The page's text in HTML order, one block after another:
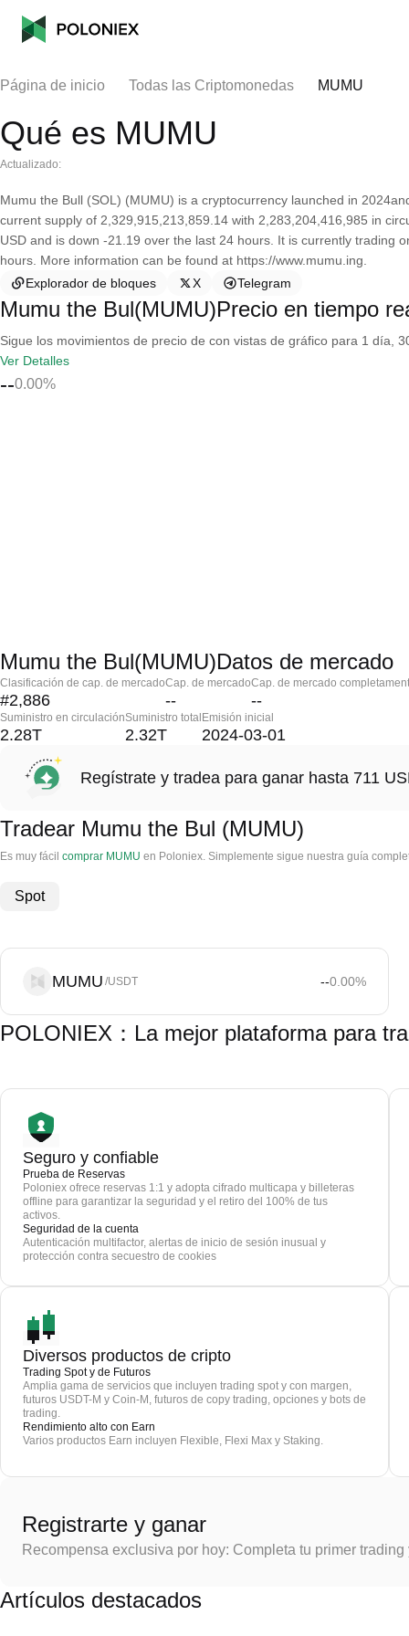
Página de inicio Todas las Criptomonedas MUMU
Qué es MUMU
Actualizado:
Mumu the Bull (SOL) (MUMU) is a cryptocurrency launched in
current supply of 2,329,915,213,859.14 with 2,283,204,416,985 in
USD and is down -21.19 over the last 24 hours. It is currently trading
hours. More information can be found at https://www.mumu.ing.
Explorador de bloques
X Telegram
Mumu the Bul(MUMU)Precio en tiempo
Sigue los movimientos de precio de con vistas de gráfico para 1 día,
Ver Detalles
--0.00%
Mumu the Bul(MUMU)Datos de mercado
Clasificación de cap. de mercado
#2,886
Cap. de mercado
--
Cap. de mercado
--
Suministro en circulación
2.28T
Suministro total
2.32T
Emisión inicial
2024-03-01
Regístrate y tradea para ganar hasta 711
Tradear Mumu the Bul (MUMU)
Es muy fácil comprar MUMU en Poloniex. Simplemente sigue nuestra guía
Spot
MUMU /USDT --0.00%
POLONIEX：La mejor plataforma para
Seguro y confiable
Prueba de Reservas
Poloniex ofrece reservas 1:1 y adopta cifrado multicapa y billeteras
offline para garantizar la seguridad y el retiro del 100% de tus
activos.
Seguridad de la cuenta
Autenticación multifactor, alertas de inicio de sesión inusual y
protección contra secuestro de cookies
Diversos productos de cripto
Trading Spot y de Futuros
Amplia gama de servicios que incluyen trading spot y con margen,
futuros USDT-M y Coin-M, futuros de copy trading, opciones y bots de
trading.
Rendimiento alto con Earn
Varios productos Earn incluyen Flexible, Flexi Max y Staking.
Registrarte y ganar
Recompensa exclusiva por hoy: Completa tu primer
Artículos destacados